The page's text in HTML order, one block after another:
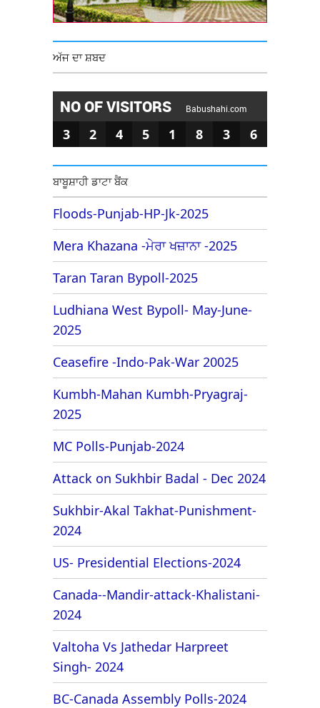
ਅੱਜ ਦਾ ਸ਼ਬਦ
NO OF VISITORS Babushahi.com
3 2 4 5 1 8 3 6
ਬਾਬੂਸ਼ਾਹੀ ਡਾਟਾ ਬੈਂਕ
Floods-Punjab-HP-Jk-2025
Mera Khazana -ਮੇਰਾ ਖਜ਼ਾਨਾ -2025
Taran Taran Bypoll-2025
Ludhiana West Bypoll- May-June-
2025
Ceasefire -Indo-Pak-War 20025
Kumbh-Mahan Kumbh-Pryagraj-
2025
MC Polls-Punjab-2024
Attack on Sukhbir Badal - Dec 2024
Sukhbir-Akal Takhat-Punishment-
2024
US- Presidential Elections-2024
Canada--Mandir-attack-Khalistani-
2024
Valtoha Vs Jathedar Harpreet
Singh- 2024
BC-Canada Assembly Polls-2024